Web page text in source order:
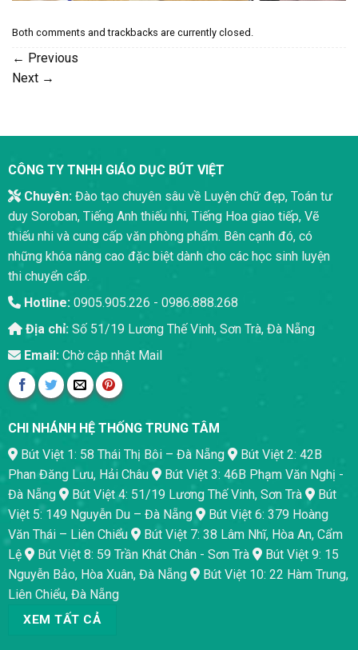
Both comments and trackbacks are currently closed.
← Previous
Next →
CÔNG TY TNHH GIÁO DỤC BÚT VIỆT
Chuyên:Đào tạo chuyên sâu về Luyện chữ đẹp, Toán tư
duy Soroban, Tiếng Anh thiếu nhi, Tiếng Hoa giao tiếp, Vẽ
thiếu nhi và cung cấp văn phòng phẩm. Bên cạnh đó, có
những khóa nâng cao đặc biệt dành cho các học sinh luyện
thi chuyển cấp.
Hotline:0905.905.226 - 0986.888.268
Địa chỉ: Số 51/19 Lương Thế Vinh, Sơn Trà, Đà Nẵng
Email:Chờ cập nhật Mail
CHI NHÁNH HỆ THỐNG TRUNG TÂM
Bút Việt 1: 58 Thái Thị Bôi – Đà Nẵng
Bút Việt 2: 42B
Phan Đăng Lưu, Hải Châu
Bút Việt 3: 46B Phạm Văn Nghị -
Đà Nẵng
Bút Việt 4: 51/19 Lương Thế Vinh, Sơn Trà
Bút
Việt 5: 149 Nguyễn Du – Đà Nẵng
Bút Việt 6: 379 Hoàng
Văn Thái – Liên Chiểu
Bút Việt 7: 38 Lâm Nhĩ, Hòa An, Cẩm
Lệ
Bút Việt 8: 59 Trần Khát Chân - Sơn Trà
Bút Việt 9: 15
Nguyễn Bảo, Hòa Xuân, Đà Nẵng
Bút Việt 10: 22 Hàm Trung,
Liên Chiểu, Đà Nẵng
XEM TẤT CẢ